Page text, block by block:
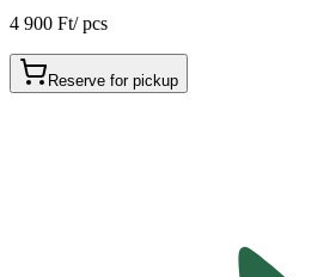
4 900 Ft/pcs
Reserve for pickup